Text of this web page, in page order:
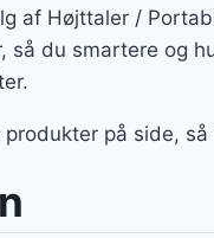
af Højttaler /
så du smartere og
på side,